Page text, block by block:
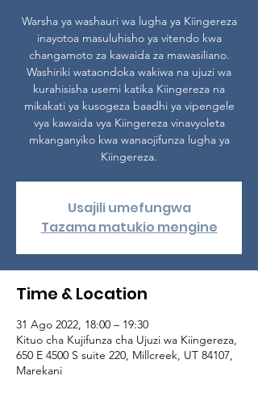
Warsha ya washauri wa lugha ya Kiingereza
inayotoa masuluhisho ya vitendo kwa
changamoto za kawaida za mawasiliano.
Washiriki wataondoka wakiwa na ujuzi wa
kurahisisha usemi katika Kiingereza na
mikakati ya kusogeza baadhi ya vipengele
vya kawaida vya Kiingereza vinavyoleta
mkanganyiko kwa wanaojifunza lugha ya
Kiingereza.
Usajili umefungwa
Tazama matukio mengine
Time & Location
31 Ago 2022, 18:00 – 19:30
Kituo cha Kujifunza cha Ujuzi wa Kiingereza,
650 E 4500 S suite 220, Millcreek, UT 84107,
Marekani